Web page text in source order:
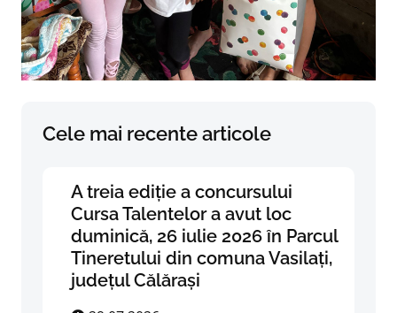
Cele mai recente articole
A treia ediție a concursului
Cursa Talentelor a avut loc
duminică, 26 iulie 2026 în Parcul
Tineretului din comuna Vasilați,
județul Călărași